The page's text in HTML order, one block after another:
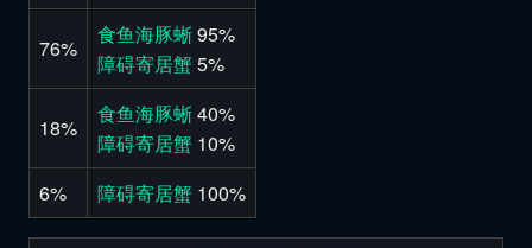
76%
食鱼海豚蜥95%
障碍寄居蟹5%
18%
食鱼海豚蜥40%
障碍寄居蟹 10%
6%
障碍寄居蟹 100%